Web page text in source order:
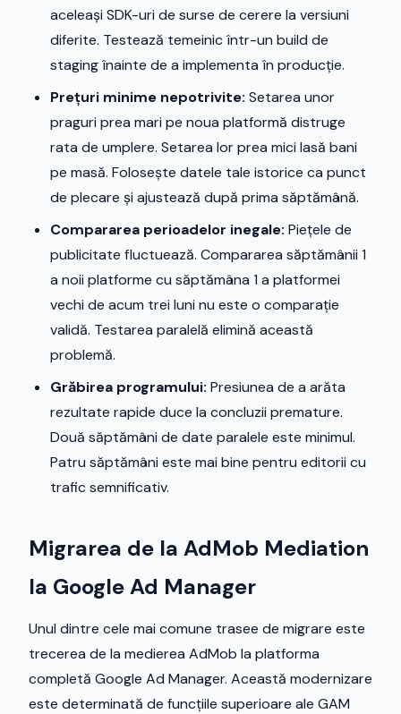
aceleași SDK-uri de surse de cerere la versiuni
diferite. Testează temeinic într-un build de
staging înainte de a implementa în producție.
Prețuri minime nepotrivite: Setarea unor
praguri prea mari pe noua platformă distruge
rata de umplere. Setarea lor prea mici lasă bani
pe masă. Folosește datele tale istorice ca punct
de plecare și ajustează după prima săptămână.
Compararea perioadelor inegale: Piețele de
publicitate fluctuează. Compararea săptămânii 1
a noii platforme cu săptămâna 1 a platformei
vechi de acum trei luni nu este o comparație
validă. Testarea paralelă elimină această
problemă.
Grăbirea programului: Presiunea de a arăta
rezultate rapide duce la concluzii premature.
Două săptămâni de date paralele este minimul.
Patru săptămâni este mai bine pentru editorii cu
trafic semnificativ.
Migrarea de la AdMob Mediation
la Google Ad Manager
Unul dintre cele mai comune trasee de migrare este
trecerea de la medierea AdMob la platforma
completă Google Ad Manager. Această modernizare
este determinată de funcțiile superioare ale GAM